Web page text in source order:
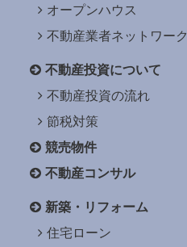
オープンハウス
不動産業者ネットワーク
不動産投資について
不動産投資の流れ
節税対策
競売物件
不動産コンサル
新築・リフォーム
住宅ローン